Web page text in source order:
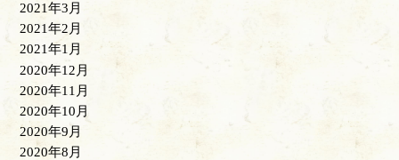
2021年3月
2021年2月
2021年1月
2020年12月
2020年11月
2020年10月
2020年9月
2020年8月